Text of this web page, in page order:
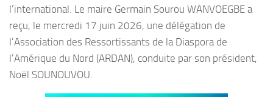
l’international. Le maire Germain Sourou WANVOEGBE a
reçu, le mercredi 17 juin 2026, une délégation de
l’Association des Ressortissants de la Diaspora de
l’Amérique du Nord (ARDAN), conduite par son président,
Noël SOUNOUVOU.